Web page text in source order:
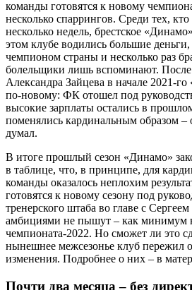
команды готовятся к новому
несколько спаррингов. Среди тех,
несколько недель, брестское
этом клубе водились большие деньги,
чемпионом страны и несколько раз
болельщики лишь вспоминают. После
Александра Зайцева в начале 2021-
по-новому: ФК отошел под
высокие зарплаты остались в
поменялись кардинальным образом –
думал.
В итоге прошлый сезон «Динамо»
в таблице, что, в принципе, для
команды оказалось неплохим
готовятся к новому сезону под
тренерского штаба во главе с
амбициями не пышут – как минимум
чемпионата-2022. Но сможет ли это
нынешнее межсезонье клуб пережил
изменения. Подробнее о них – в
Почти два месяца – без